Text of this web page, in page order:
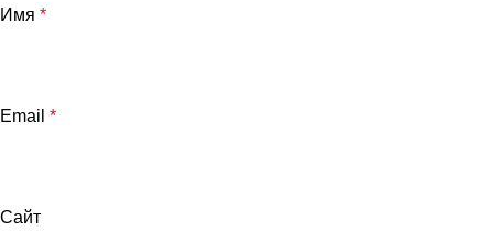
Имя *
Email *
Сайт